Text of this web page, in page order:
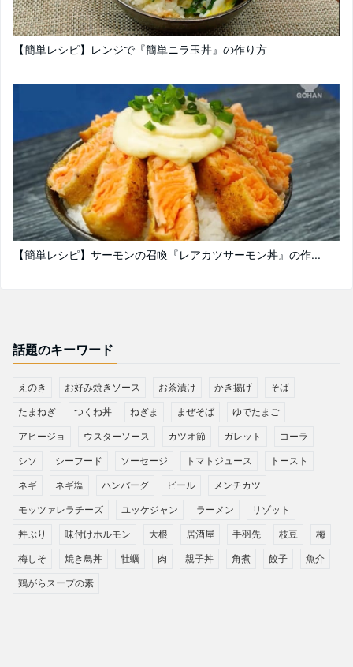
【簡単レシピ】レンジで『簡単ニラ玉丼』の作り方
【簡単レシピ】サーモンの召喚『レアカツサーモン丼』の作...
話題のキーワード
えのき お好み焼きソース お茶漬け かき揚げ そば
たまねぎ つくね丼 ねぎま まぜそば ゆでたまご
アヒージョ ウスターソース カツオ節 ガレット コーラ
シソ シーフード ソーセージ トマトジュース トースト
ネギ ネギ塩 ハンバーグ ビール メンチカツ
モッツァレラチーズ ユッケジャン ラーメン リゾット
丼ぶり 味付けホルモン 大根 居酒屋 手羽先 枝豆 梅
梅しそ 焼き鳥丼 牡蠣 肉 親子丼 角煮 餃子 魚介
鶏がらスープの素